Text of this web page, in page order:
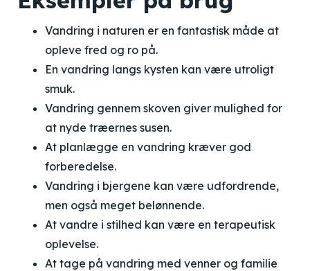
Vandring i naturen er en fantastisk måde at
opleve fred og ro på.
En vandring langs kysten kan være utroligt
smuk.
Vandring gennem skoven giver mulighed for
at nyde træernes susen.
At planlægge en vandring kræver god
forberedelse.
Vandring i bjergene kan være udfordrende,
men også meget belønnende.
At vandre i stilhed kan være en terapeutisk
oplevelse.
At tage på vandring med venner og familie